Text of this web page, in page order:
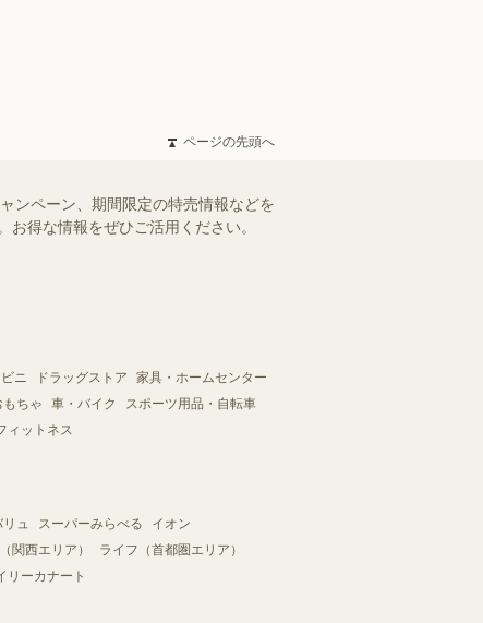
ページの先頭へ
ンペーン、期間限定の特売情報などを
得な情報をぜひご活用ください。
ニ ドラッグストア
家具・ホームセンター
ちゃ 車・バイク
スポーツ用品・自転車
ィットネス
リュ スーパーみらべる
イオン
関西エリア）
ライフ（首都圏エリア）
リーカナート